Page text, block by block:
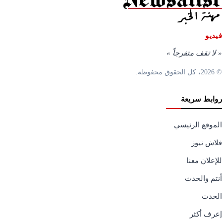
فيديو
«لا تقف متفرجاً »
© 2026، كل الحقوق محفوظة.
روابط سريعة
الموقع الرئيسي
فلاش نيوز
للإعلان معنا
أنتم والحدث
الحدث
إعرف أكثر